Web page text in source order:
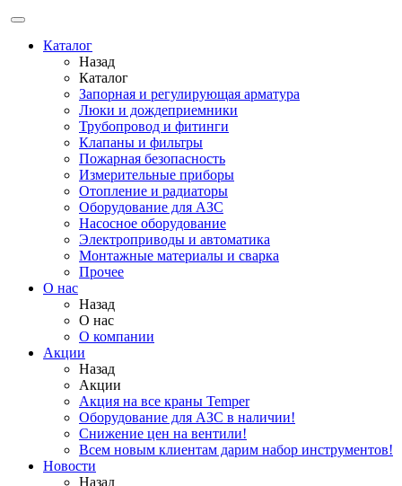
Каталог
Назад
Каталог
Запорная и регулирующая арматура
Люки и дождеприемники
Трубопровод и фитинги
Клапаны и фильтры
Пожарная безопасность
Измерительные приборы
Отопление и радиаторы
Оборудование для АЗС
Насосное оборудование
Электроприводы и автоматика
Монтажные материалы и сварка
Прочее
О нас
Назад
О нас
О компании
Акции
Назад
Акции
Акция на все краны Temper
Оборудование для АЗС в наличии!
Снижение цен на вентили!
Всем новым клиентам дарим набор инструментов!
Новости
Назад